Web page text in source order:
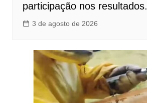
participação nos resultados.
3 de agosto de 2026